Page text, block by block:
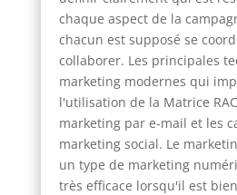
chaque aspect de la
chacun est supposé se
collaborer. Les principales
marketing modernes qui
l'utilisation de la Matrice
marketing par e-mail et les
marketing social. Le
un type de marketing
très efficace lorsqu'il est